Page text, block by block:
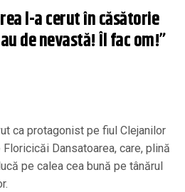
l-a cerut în căsătorie
de nevastă! Îl fac om!”
ca protagonist pe fiul Clejanilor
Dansatoarea, care, plină
pe calea cea bună pe tânărul